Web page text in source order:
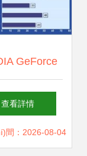
(tái)
GeForce
650與GTX
(duì)比解析
查看詳情
間：2026-08-04